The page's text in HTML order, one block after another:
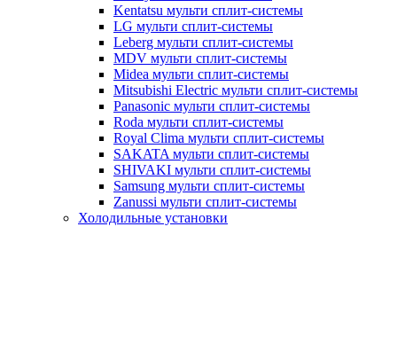
Kentatsu мульти сплит-системы
LG мульти сплит-системы
Leberg мульти сплит-системы
MDV мульти сплит-системы
Midea мульти сплит-системы
Mitsubishi Electric мульти сплит-системы
Panasonic мульти сплит-системы
Roda мульти сплит-системы
Royal Clima мульти сплит-системы
SAKATA мульти сплит-системы
SHIVAKI мульти сплит-системы
Samsung мульти сплит-системы
Zanussi мульти сплит-системы
Холодильные установки